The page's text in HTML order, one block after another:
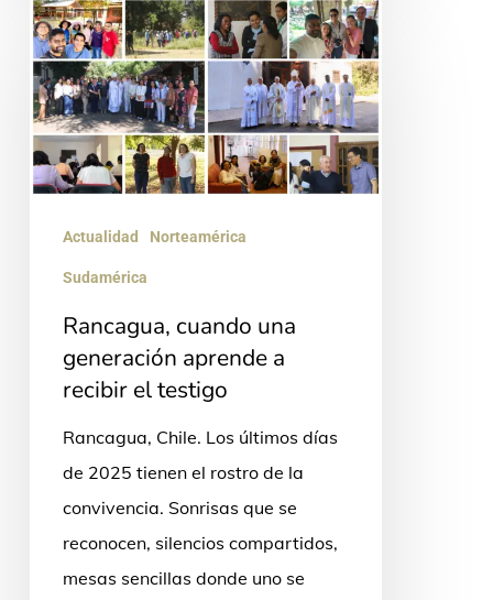
Rancagua,
cuando
una
generación
aprende
a
Actualidad Norteamérica
Sudamérica
Rancagua, cuando una
generación aprende a
recibir el testigo
Rancagua, Chile. Los últimos días
de 2025 tienen el rostro de la
convivencia. Sonrisas que se
reconocen, silencios compartidos,
mesas sencillas donde uno se